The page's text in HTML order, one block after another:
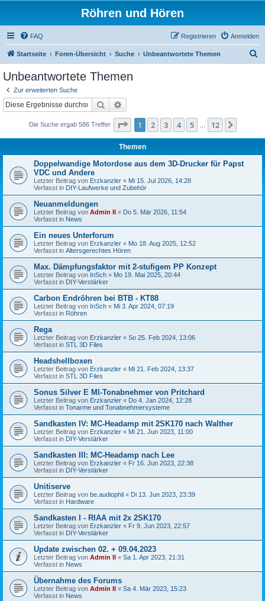
Röhren und Hören
FAQ Anmelden
Registrieren
Startseite Foren-Übersicht Suche Unbeantwortete Themen
Unbeantwortete Themen
Zur erweiterten Suche
Suche
Die Suche ergab 586 Treffer Seite 1von 12
1 2 3 4 5 12
Themen
Doppelwandige Motordose aus dem 3D-Drucker für Papst
VDC und Andere
Letzter Beitrag von Erzkanzler « Mi 15. Jul 2026, 14:28
Verfasst in DIY-Laufwerke und Zubehör
Neuanmeldungen
Letzter Beitrag von Admin II « Do 5. Mär 2026, 11:54
Verfasst in News
Ein neues Unterforum
Letzter Beitrag von Erzkanzler « Mo 18. Aug 2025, 12:52
Verfasst in Altersgerechtes Hören
Max. Dämpfungsfaktor mit 2-stufigem PP Konzept
Letzter Beitrag von InSch « Mo 19. Mai 2025, 20:44
Verfasst in DIY-Verstärker
Carbon Endröhren bei BTB - KT88
Letzter Beitrag von InSch « Mi 3. Apr 2024, 07:19
Verfasst in Röhren
Rega
Letzter Beitrag von Erzkanzler « So 25. Feb 2024, 13:06
Verfasst in STL 3D Files
Headshellboxen
Letzter Beitrag von Erzkanzler « Mi 21. Feb 2024, 13:37
Verfasst in STL 3D Files
Sonus Silver E MI-Tonabnehmer von Pritchard
Letzter Beitrag von Erzkanzler « Do 4. Jan 2024, 12:28
Verfasst in Tonarme und Tonabnehmersysteme
Sandkasten IV: MC-Headamp mit 2SK170 nach Walther
Letzter Beitrag von Erzkanzler « Mi 21. Jun 2023, 11:00
Verfasst in DIY-Verstärker
Sandkasten III: MC-Headamp nach Lee
Letzter Beitrag von Erzkanzler « Fr 16. Jun 2023, 22:38
Verfasst in DIY-Verstärker
Unitiserve
Letzter Beitrag von be.audiophil « Di 13. Jun 2023, 23:39
Verfasst in Hardware
Sandkasten I - RIAA mit 2x 2SK170
Letzter Beitrag von Erzkanzler « Fr 9. Jun 2023, 22:57
Verfasst in DIY-Verstärker
Update zwischen 02. + 09.04.2023
Letzter Beitrag von Admin II « Sa 1. Apr 2023, 21:31
Verfasst in News
Übernahme des Forums
Letzter Beitrag von Admin II « Sa 4. Mär 2023, 15:23
Verfasst in News